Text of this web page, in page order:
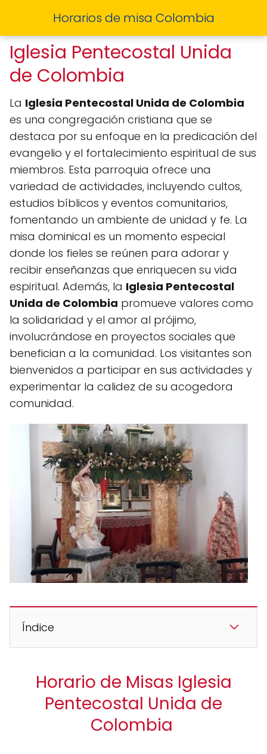
Horarios de misa Colombia
Iglesia Pentecostal Unida
de Colombia
La Iglesia Pentecostal Unida de Colombia
es una congregación cristiana que se
destaca por su enfoque en la predicación del
evangelio y el fortalecimiento espiritual de sus
miembros. Esta parroquia ofrece una
variedad de actividades, incluyendo cultos,
estudios bíblicos y eventos comunitarios,
fomentando un ambiente de unidad y fe. La
misa dominical es un momento especial
donde los fieles se reúnen para adorar y
recibir enseñanzas que enriquecen su vida
espiritual. Además, la Iglesia Pentecostal
Unida de Colombia promueve valores como
la solidaridad y el amor al prójimo,
involucrándose en proyectos sociales que
benefician a la comunidad. Los visitantes son
bienvenidos a participar en sus actividades y
experimentar la calidez de su acogedora
comunidad.
Índice
Horario de Misas Iglesia
Pentecostal Unida de
Colombia